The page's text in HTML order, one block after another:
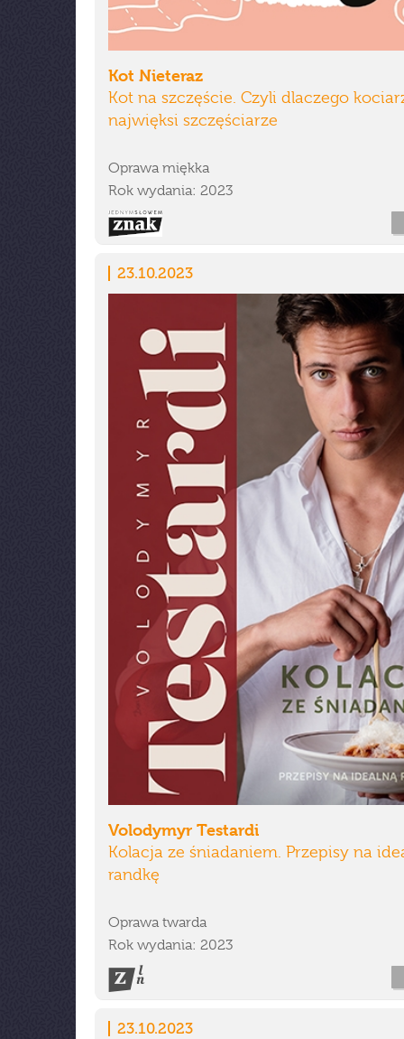
Kot Nieteraz
Kot na szczęście. Czyli dlaczego
najwięksi szczęściarze
Oprawa miękka
Rok wydania: 2023
23.10.2023
Volodymyr Testardi
Kolacja ze śniadaniem. Przepisy na
randkę
Oprawa twarda
Rok wydania: 2023
23.10.2023